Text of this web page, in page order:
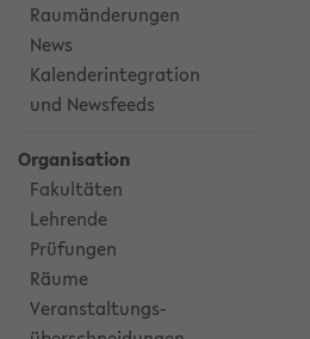
Raumänderungen
News
Kalenderintegration
und Newsfeeds
Organisation
Fakultäten
Lehrende
Prüfungen
Räume
Veranstaltungs-